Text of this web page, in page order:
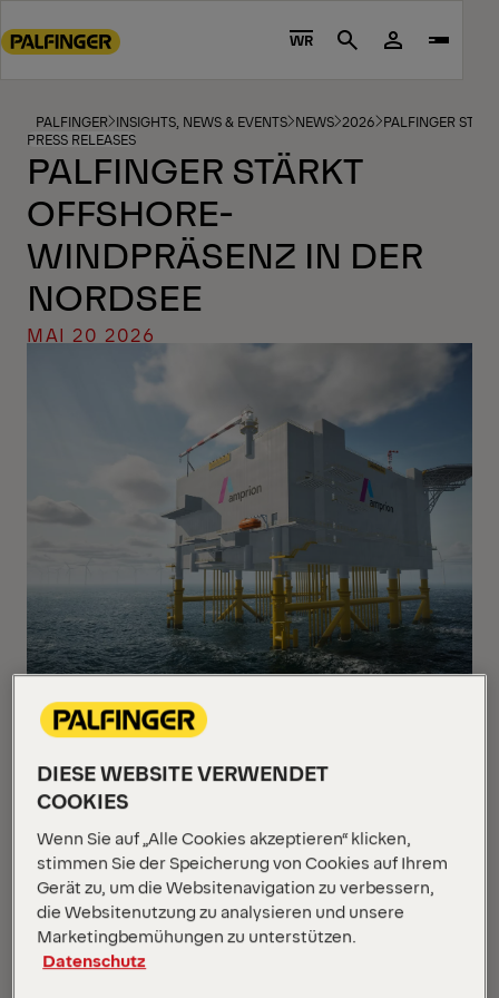
to
footer
content
WR Search
PALFINGER INSIGHTS, NEWS & EVENTS NEWS 2026 PALFINGER
PRESS RELEASES
PALFINGER STÄRKT
OFFSHORE-
WINDPRÄSENZ IN DER
NORDSEE
MAI 20 2026
↗ PALFINGER Davit-Krane auf Konverterplattformen
in der Nordsee: Die leistungsstarken Knotenpunkte
verbinden Offshore-Windparks mit dem Stromnetz
an Land. (Rendering, von Amprion zur Verfügung
Um die Energiewende voranzutreiben und die
Energieunabhängigkeit zu stärken, investiert Europa
in den Ausbau seiner Offshore-Netzinfrastruktur.
DIESE WEBSITE VERWENDET
COOKIES
Wenn Sie auf „Alle Cookies akzeptieren“ klicken,
stimmen Sie der Speicherung von Cookies auf Ihrem
Gerät zu, um die Websitenavigation zu verbessern,
die Websitenutzung zu analysieren und unsere
Marketingbemühungen zu unterstützen.
Datenschutz